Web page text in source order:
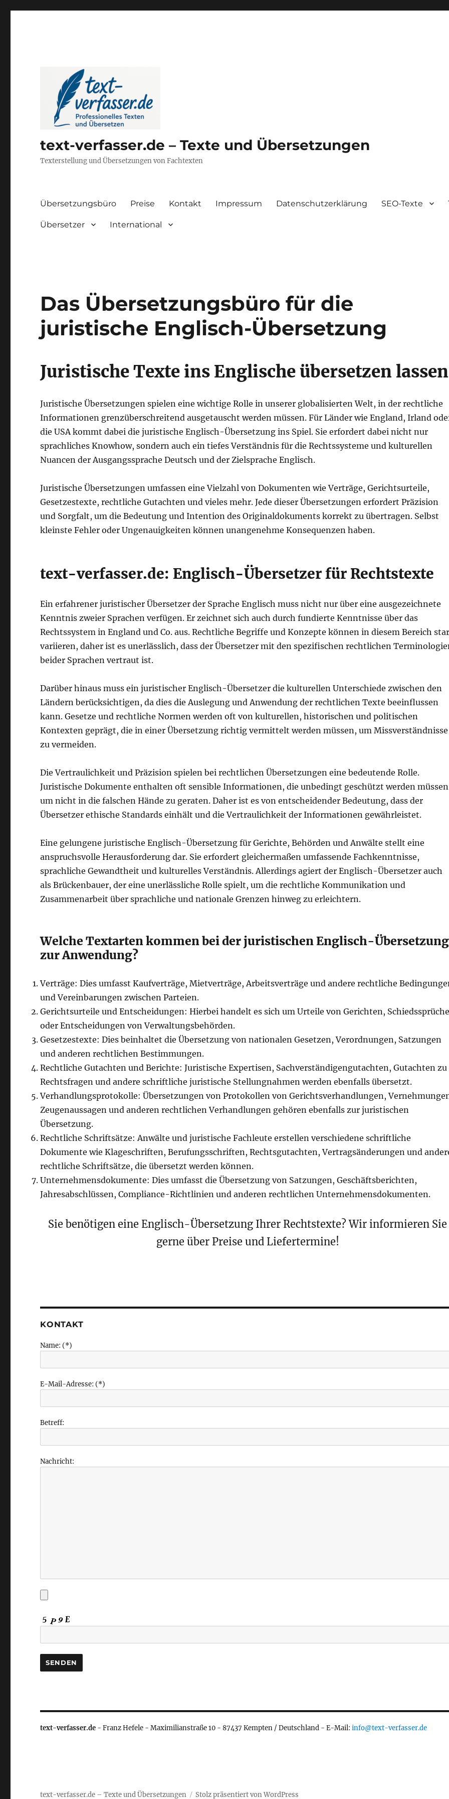
text-verfasser.de – Texte und Übersetzungen
Texterstellung und Übersetzungen von Fachtexten
Übersetzungsbüro Preise Kontakt Impressum Datenschutzerklärung SEO-Texte
Übersetzer International
Das Übersetzungsbüro für die
juristische Englisch-Übersetzung
Juristische Texte ins Englische übersetzen lassen
Juristische Übersetzungen spielen eine wichtige Rolle in unserer globalisierten Welt, in der rechtliche
Informationen grenzüberschreitend ausgetauscht werden müssen. Für Länder wie England, Irland
die USA kommt dabei die juristische Englisch-Übersetzung ins Spiel. Sie erfordert dabei nicht nur
sprachliches Knowhow, sondern auch ein tiefes Verständnis für die Rechtssysteme und kulturellen
Nuancen der Ausgangssprache Deutsch und der Zielsprache Englisch.
Juristische Übersetzungen umfassen eine Vielzahl von Dokumenten wie Verträge, Gerichtsurteile,
Gesetzestexte, rechtliche Gutachten und vieles mehr. Jede dieser Übersetzungen erfordert Präzision
und Sorgfalt, um die Bedeutung und Intention des Originaldokuments korrekt zu übertragen. Selbst
kleinste Fehler oder Ungenauigkeiten können unangenehme Konsequenzen haben.
text-verfasser.de: Englisch-Übersetzer für Rechtstexte
Ein erfahrener juristischer Übersetzer der Sprache Englisch muss nicht nur über eine ausgezeichnete
Kenntnis zweier Sprachen verfügen. Er zeichnet sich auch durch fundierte Kenntnisse über das
Rechtssystem in England und Co. aus. Rechtliche Begriffe und Konzepte können in diesem Bereich
variieren, daher ist es unerlässlich, dass der Übersetzer mit den spezifischen rechtlichen
beider Sprachen vertraut ist.
Darüber hinaus muss ein juristischer Englisch-Übersetzer die kulturellen Unterschiede zwischen den
Ländern berücksichtigen, da dies die Auslegung und Anwendung der rechtlichen Texte beeinflussen
kann. Gesetze und rechtliche Normen werden oft von kulturellen, historischen und politischen
Kontexten geprägt, die in einer Übersetzung richtig vermittelt werden müssen, um Missverständnisse
zu vermeiden.
Die Vertraulichkeit und Präzision spielen bei rechtlichen Übersetzungen eine bedeutende Rolle.
Juristische Dokumente enthalten oft sensible Informationen, die unbedingt geschützt werden
um nicht in die falschen Hände zu geraten. Daher ist es von entscheidender Bedeutung, dass der
Übersetzer ethische Standards einhält und die Vertraulichkeit der Informationen gewährleistet.
Eine gelungene juristische Englisch-Übersetzung für Gerichte, Behörden und Anwälte stellt eine
anspruchsvolle Herausforderung dar. Sie erfordert gleichermaßen umfassende Fachkenntnisse,
sprachliche Gewandtheit und kulturelles Verständnis. Allerdings agiert der Englisch-Übersetzer auch
als Brückenbauer, der eine unerlässliche Rolle spielt, um die rechtliche Kommunikation und
Zusammenarbeit über sprachliche und nationale Grenzen hinweg zu erleichtern.
Welche Textarten kommen bei der juristischen Englisch-Übersetzung
zur Anwendung?
Verträge: Dies umfasst Kaufverträge, Mietverträge, Arbeitsverträge und andere rechtliche
und Vereinbarungen zwischen Parteien.
Gerichtsurteile und Entscheidungen: Hierbei handelt es sich um Urteile von Gerichten,
oder Entscheidungen von Verwaltungsbehörden.
Gesetzestexte: Dies beinhaltet die Übersetzung von nationalen Gesetzen, Verordnungen, Satzungen
und anderen rechtlichen Bestimmungen.
Rechtliche Gutachten und Berichte: Juristische Expertisen, Sachverständigengutachten, Gutachten zu
Rechtsfragen und andere schriftliche juristische Stellungnahmen werden ebenfalls übersetzt.
Verhandlungsprotokolle: Übersetzungen von Protokollen von Gerichtsverhandlungen,
Zeugenaussagen und anderen rechtlichen Verhandlungen gehören ebenfalls zur juristischen
Übersetzung.
Rechtliche Schriftsätze: Anwälte und juristische Fachleute erstellen verschiedene schriftliche
Dokumente wie Klageschriften, Berufungsschriften, Rechtsgutachten, Vertragsänderungen und
rechtliche Schriftsätze, die übersetzt werden können.
Unternehmensdokumente: Dies umfasst die Übersetzung von Satzungen, Geschäftsberichten,
Jahresabschlüssen, Compliance-Richtlinien und anderen rechtlichen Unternehmensdokumenten.
Sie benötigen eine Englisch-Übersetzung Ihrer Rechtstexte? Wir informieren Sie
gerne über Preise und Liefertermine!
KONTAKT
Name: (*)
E-Mail-Adresse: (*)
Betreff:
Nachricht:
text-verfasser.de - Franz Hefele - Maximilianstraße 10 - 87437 Kempten / Deutschland - E-Mail:info@text-verfasser.de
text-verfasser.de – Texte und Übersetzungen Stolz präsentiert von WordPress